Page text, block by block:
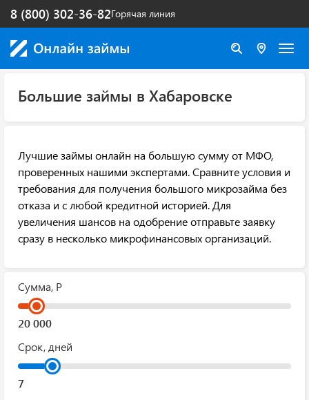
Горячая линия
8 (800) 302-36-82
Большие займы в Хабаровске
Лучшие займы онлайн на большую сумму от МФО,
проверенных нашими экспертами. Сравните условия и
требования для получения большого микрозайма без
отказа и с любой кредитной историей. Для
увеличения шансов на одобрение отправьте заявку
сразу в несколько микрофинансовых организаций.
Сумма, Р
Срок, дней